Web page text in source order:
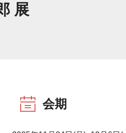
展
会期